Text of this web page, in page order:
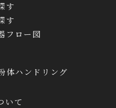
す
す
フロー図
体ハンドリング
いて